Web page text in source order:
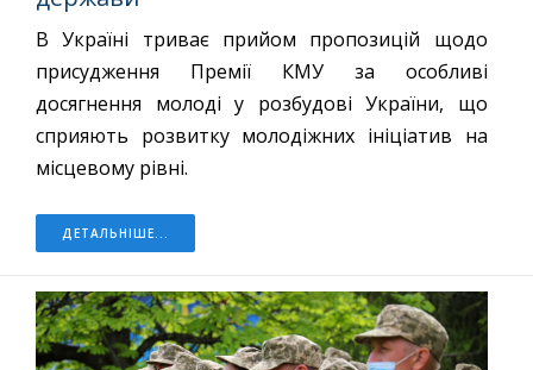
В Україні триває прийом пропозицій щодо
присудження Премії КМУ за особливі
досягнення молоді у розбудові України, що
сприяють розвитку молодіжних ініціатив на
місцевому рівні.
ДЕТАЛЬНІШЕ...